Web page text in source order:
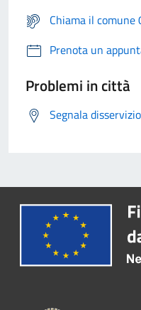
Chiama il
Prenota un
Problemi in città
Segnala disservizio